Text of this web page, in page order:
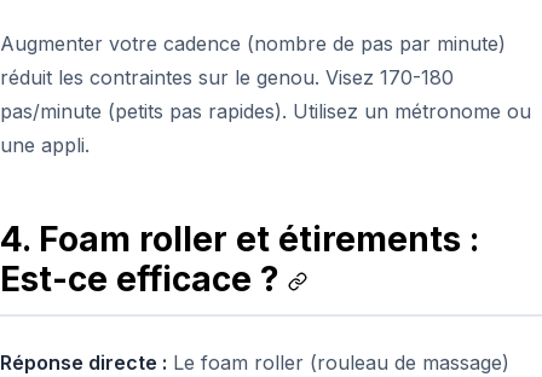
Augmenter votre cadence (nombre de pas par minute)
réduit les contraintes sur le genou. Visez 170-180
pas/minute (petits pas rapides). Utilisez un métronome ou
une appli.
4. Foam roller et étirements :
Est-ce efficace ?
Réponse directe : Le foam roller (rouleau de massage)